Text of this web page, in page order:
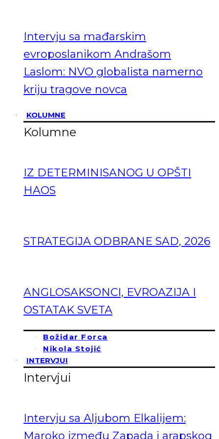
Intervju sa mađarskim
evroposlanikom Andrašom
Laslom: NVO globalista namerno
kriju tragove novca
KOLUMNE
Kolumne
IZ DETERMINISANOG U OPŠTI
HAOS
STRATEGIJA ODBRANE SAD, 2026
ANGLOSAKSONCI, EVROAZIJA I
OSTATAK SVETA
Božidar Forca
Nikola Stojić
INTERVJUI
Intervjui
Intervju sa Aljubom Elkalijem:
Maroko između Zapada i arapskog